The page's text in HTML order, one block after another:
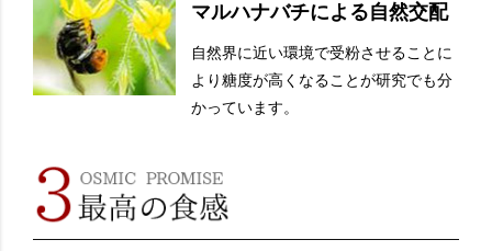
マルハナバチによる自然交配
自然界に近い環境で受粉させることに
より糖度が高くなることが研究でも分
かっています。